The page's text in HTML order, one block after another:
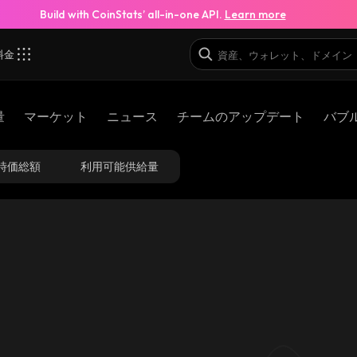
Build with CoinStats’ all-in-one API. Learn more
金
マーケット ニュース チームのアップデート バブ
価総額 利用可能供給量